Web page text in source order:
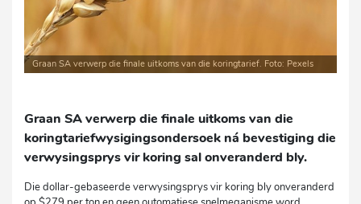
Graan SA verwerp die finale uitkoms van die koringtarief. Foto: Pexels
Graan SA verwerp die finale uitkoms van die
koringtariefwysigingsondersoek ná bevestiging die
verwysingsprys vir koring sal onveranderd bly.
Die dollar-gebaseerde verwysingsprys vir koring bly onveranderd